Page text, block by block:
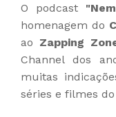
O podcast
homenagem do
ao Zapping
Channel dos
muitas
séries e filmes